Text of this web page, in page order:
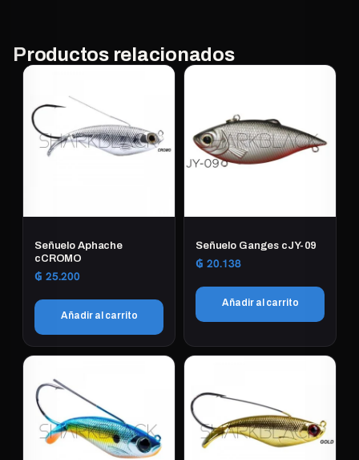
Productos relacionados
Señuelo Aphache
cCROMO
₲ 25.200
Añadir al carrito
Señuelo Ganges cJY-09
₲ 20.138
Añadir al carrito